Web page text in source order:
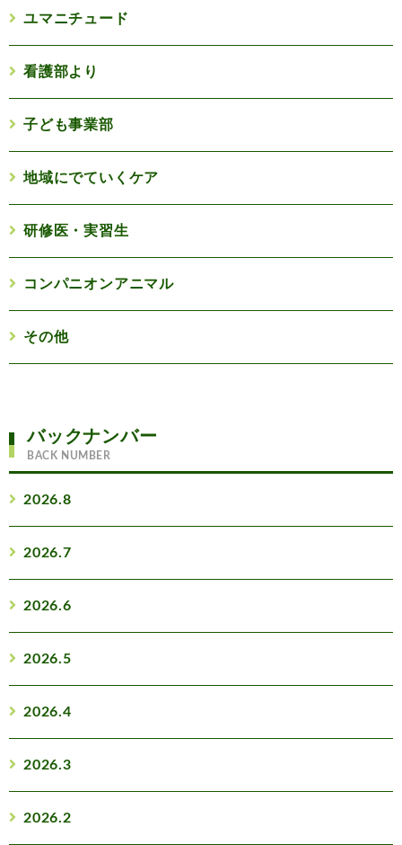
ユマニチュード
看護部より
子ども事業部
地域にでていくケア
研修医・実習生
コンパニオンアニマル
その他
バックナンバー
BACK NUMBER
2026.8
2026.7
2026.6
2026.5
2026.4
2026.3
2026.2